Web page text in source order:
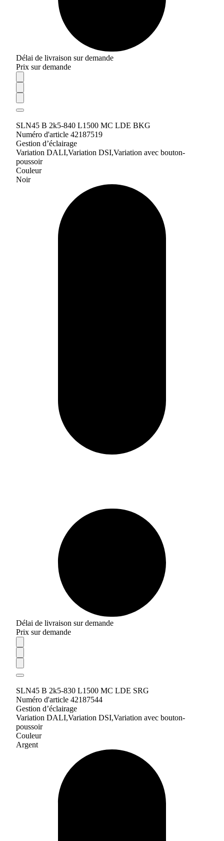
Délai de livraison sur demande
Prix sur demande
SLN45 B 2k5-840 L1500 MC LDE BKG
Numéro d'article 42187519
Gestion d’éclairage
Variation DALI,Variation DSI,Variation avec bouton-
poussoir
Couleur
Noir
Délai de livraison sur demande
Prix sur demande
SLN45 B 2k5-830 L1500 MC LDE SRG
Numéro d'article 42187544
Gestion d’éclairage
Variation DALI,Variation DSI,Variation avec bouton-
poussoir
Couleur
Argent